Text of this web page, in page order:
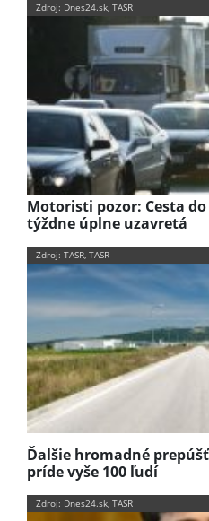
Zdroj: Dnes24.sk, TASR
Motoristi pozor: Cesta
týždne úplne uzavretá
Zdroj: TASR, TASR
Ďalšie hromadné
príde vyše 100 ľudí
Zdroj: Dnes24.sk, TASR